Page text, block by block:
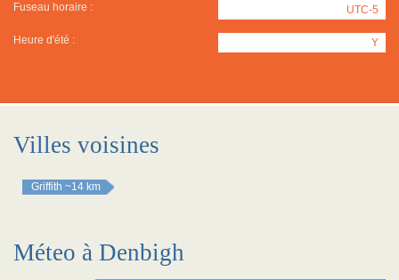
Fuseau horaire : UTC-5
Heure d'été : Y
Villes voisines
Griffith ~14 km
Méteo à Denbigh